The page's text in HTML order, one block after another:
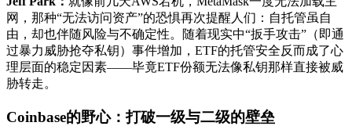
网，那种“无法访问资产”的恐惧再次提醒人们：自托管虽自
由，却也伴随风险与不确定性。随着现实中“扳手攻击”（即通
过暴力威胁抢夺私钥）事件增加，ETF的托管安全反而成了心
理层面的稳定因素——毕竟ETF份额无法像私钥那样直接被威
胁转走。
Coinbase的野心：打破一级与二级的壁垒